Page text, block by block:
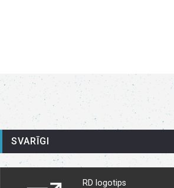
SVARĪGI
RD logotips